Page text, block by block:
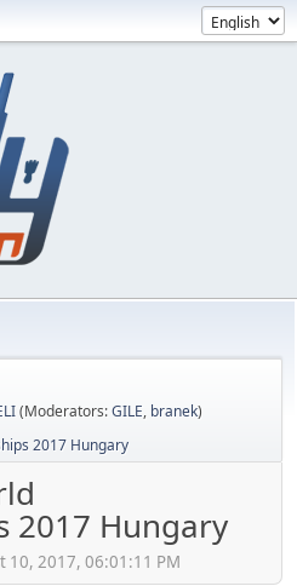
(Moderators:GILE, branek)
2017 Hungary
2017 Hungary
10, 2017, 06:01:11 PM